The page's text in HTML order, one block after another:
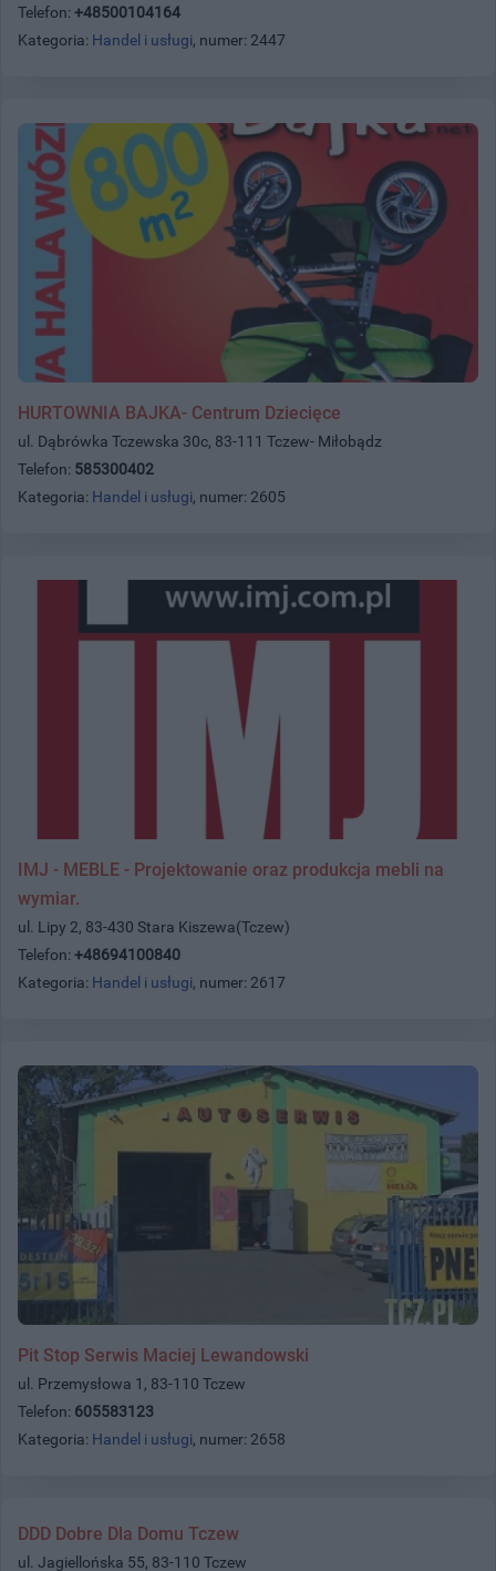
Telefon: +48500104164
Kategoria: Handel i usługi, numer: 2447
HURTOWNIA BAJKA- Centrum Dziecięce
ul. Dąbrówka Tczewska 30c, 83-111 Tczew- Miłobądz
Telefon: 585300402
Kategoria: Handel i usługi, numer: 2605
IMJ - MEBLE - Projektowanie oraz produkcja mebli na
wymiar.
ul. Lipy 2, 83-430 Stara Kiszewa(Tczew)
Telefon: +48694100840
Kategoria: Handel i usługi, numer: 2617
Pit Stop Serwis Maciej Lewandowski
ul. Przemysłowa 1, 83-110 Tczew
Telefon: 605583123
Kategoria: Handel i usługi, numer: 2658
DDD Dobre Dla Domu Tczew
ul. Jagiellońska 55, 83-110 Tczew